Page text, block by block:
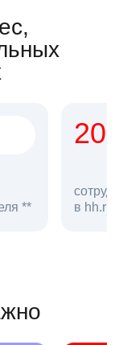
**
в hh.ru